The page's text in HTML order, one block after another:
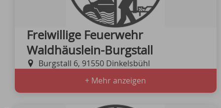
Freiwillige Feuerwehr
Waldhäuslein-Burgstall
Burgstall 6, 91550 Dinkelsbühl
+ Mehr anzeigen